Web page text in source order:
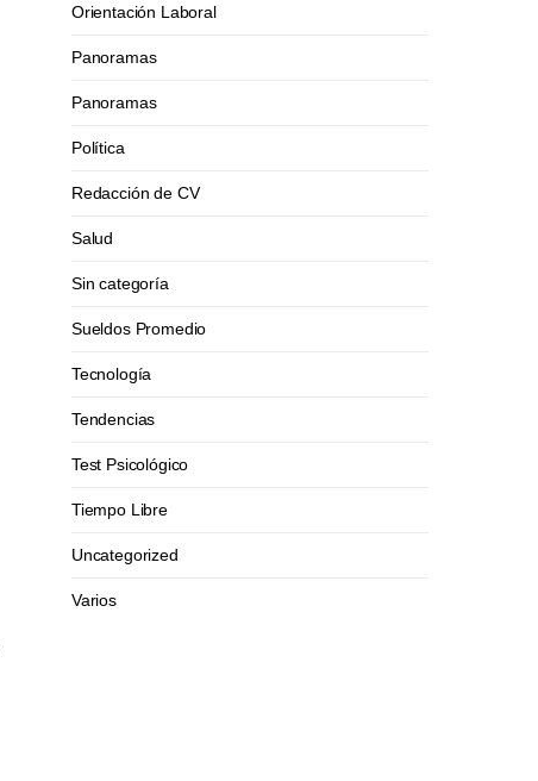
Orientación Laboral
Panoramas
Panoramas
Política
Redacción de CV
Salud
Sin categoría
Sueldos Promedio
Tecnología
Tendencias
Test Psicológico
Tiempo Libre
Uncategorized
Varios